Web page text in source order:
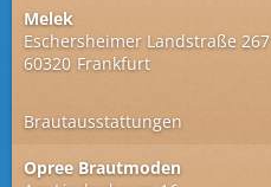
Melek
Eschersheimer Landstraße 267
60320 Frankfurt
Brautausstattungen
Opree Brautmoden